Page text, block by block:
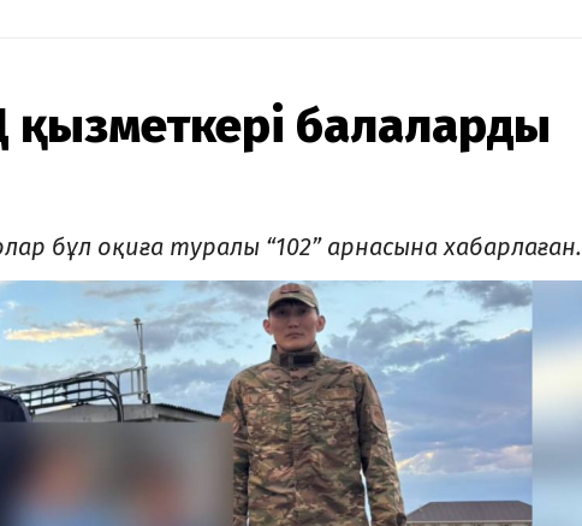
балаларды
бұл оқиға туралы “102” арнасына хабарлаған.